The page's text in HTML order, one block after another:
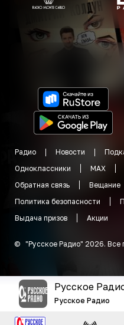
Радио Новости
Одноклассники
MAX
Обратная связь
Вещание
Политика безопасности
Выдача призов
Акции
© "Русское Радио" 2026. Все
Русское
Русское Радио